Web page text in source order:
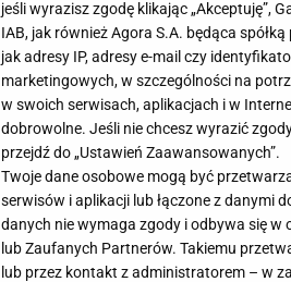
jeśli wyrazisz zgodę klikając „Akceptuję”,
IAB, jak również Agora S.A. będąca
jak adresy IP, adresy e-mail czy
marketingowych, w szczególności na
w swoich serwisach, aplikacjach i w
dobrowolne. Jeśli nie chcesz wyrazić
przejdź do „Ustawień Zaawansowanych”.
Twoje dane osobowe mogą być
serwisów i aplikacji lub łączone z danymi
danych nie wymaga zgody i odbywa się w
lub Zaufanych Partnerów. Takiemu
lub przez kontakt z administratorem – w